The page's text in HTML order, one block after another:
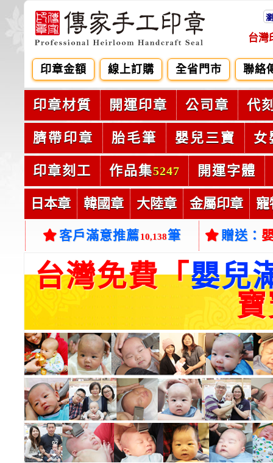
台灣
印章金額 線上訂購 全省門市 聯絡
印章材質 開運印章 公司章 代
臍帶印章 胎毛筆 嬰兒三寶 女
印章刻工 作品集5247 開運字體
日本章 韓國章 大陸章 金屬印章 寵
客戶滿意推薦10,138筆 贈送：
台灣免費「嬰兒